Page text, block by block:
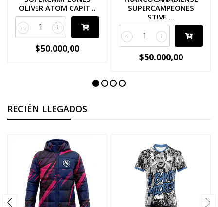
OLIVER ATOM CAPIT...
+
-
$50.000,00
SUPERCAMPEONES
STIVE ...
+
-
$50.000,00
RECIÉN LLEGADOS